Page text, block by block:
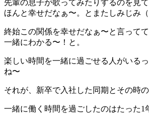
先輩の息子が歌ってみたりするのを見て
ほんと幸せだなぁ〜。とまたしみじみ（
終始この関係を幸せだなぁ〜と言ってて
一緒にわかる〜！と。
楽しい時間を一緒に過ごせる人がいる
ね〜
それが、新卒で入社した同期とその時の
一緒に働く時間を過ごしたのはたった1